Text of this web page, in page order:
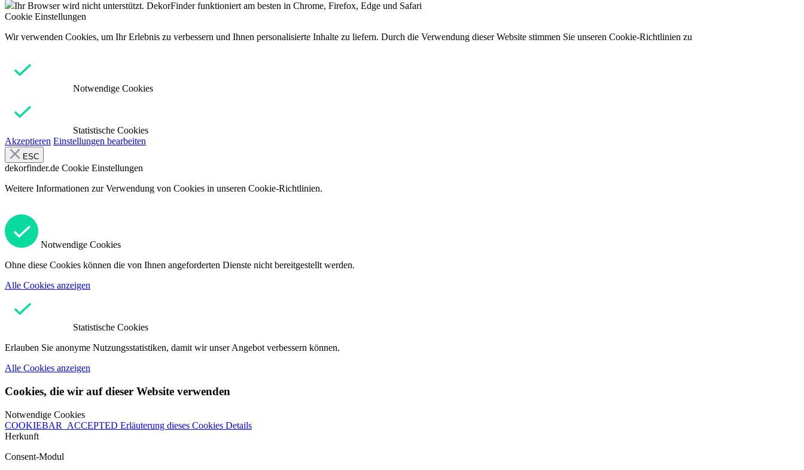
Ihr Browser wird nicht unterstützt. DekorFinder funktioniert am besten in Chrome, Firefox, Edge und Safari
Cookie Einstellungen
Wir verwenden Cookies, um Ihr Erlebnis zu verbessern und Ihnen personalisierte Inhalte zu liefern. Durch die Verwendung dieser Website stimmen Sie unseren Cookie-Richtlinien zu
Notwendige Cookies
Statistische Cookies
Akzeptieren Einstellungen bearbeiten
ESC
dekorfinder.de Cookie Einstellungen
Weitere Informationen zur Verwendung von Cookies in unseren Cookie-Richtlinien.
Notwendige Cookies
Ohne diese Cookies können die von Ihnen angeforderten Dienste nicht bereitgestellt werden.
Alle Cookies anzeigen
Statistische Cookies
Erlauben Sie anonyme Nutzungsstatistiken, damit wir unser Angebot verbessern können.
Alle Cookies anzeigen
Cookies, die wir auf dieser Website verwenden
Notwendige Cookies
COOKIEBAR_ACCEPTED Erläuterung dieses Cookies Details
Herkunft
Consent-Modul